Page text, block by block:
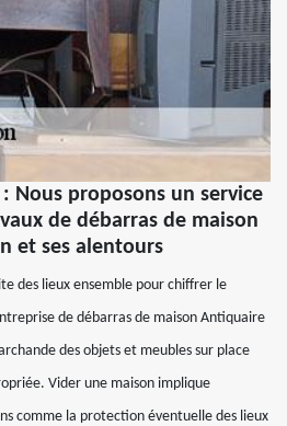
Nous proposons un service
de débarras de maison
et ses alentours
des lieux ensemble pour chiffrer le
de débarras de maison Antiquaire
des objets et meubles sur place
Vider une maison implique
comme la protection éventuelle des lieux